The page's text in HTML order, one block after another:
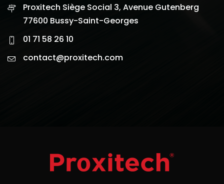
Proxitech Siège Social 3, Avenue Gutenberg
77600 Bussy-Saint-Georges
01 71 58 26 10
contact@proxitech.com